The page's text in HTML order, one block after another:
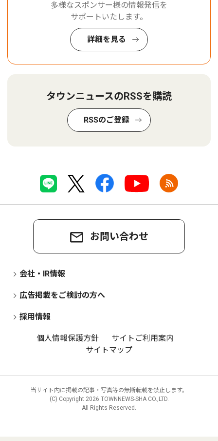
多様なスポンサー様の情報発信を
サポートいたします。
詳細を見る
タウンニュースのRSSを購読
RSSのご登録
お問い合わせ
会社・IR情報
広告掲載をご検討の方へ
採用情報
個人情報保護方針
サイトご利用案内
サイトマップ
当サイト内に掲載の記事・写真等の無断転載を禁止します。
(C) Copyright 2026 TOWNNEWS-SHA CO.,LTD.
All Rights Reserved.